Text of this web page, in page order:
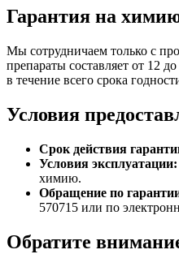
Гарантия на
Мы сотрудничаем только с
препараты составляет от 12
в течение всего срока
Условия
Срок действия
Условия эксплуатации:
химию.
Обращение по
570715 или по
Обратите